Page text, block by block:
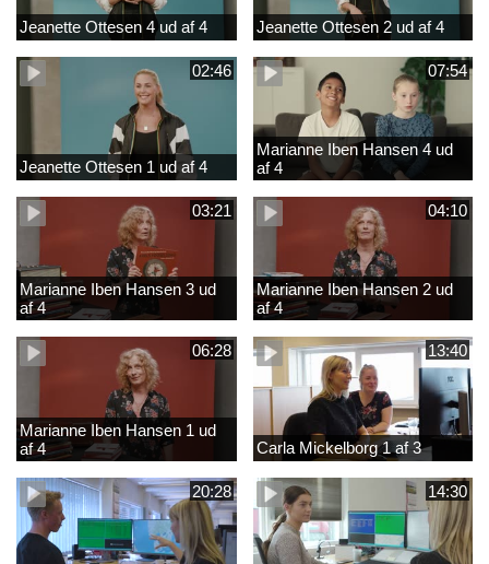
Jeanette Ottesen 4 ud af 4 Jeanette Ottesen 2 ud af 4
02:46
Jeanette Ottesen 1 ud af 4
07:54
Marianne Iben Hansen 4 ud
af 4
03:21
Marianne Iben Hansen 3 ud
af 4
04:10
Marianne Iben Hansen 2 ud
af 4
06:28
Marianne Iben Hansen 1 ud
af 4
13:40
Carla Mickelborg 1 af 3
20:28 14:30